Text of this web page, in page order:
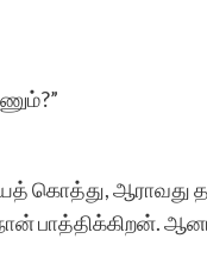
கொத்து, ஆராவது
நான் பாத்திக்கிறன்.